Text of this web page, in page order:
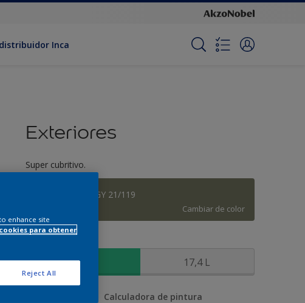
Inca
Exteriores
Super cubritivo.
Araucaria - 10GY 21/119
Cambiar de color
3,6 L 17,4 L
Calculadora de pintura
enhance site
para obtener
Reject All